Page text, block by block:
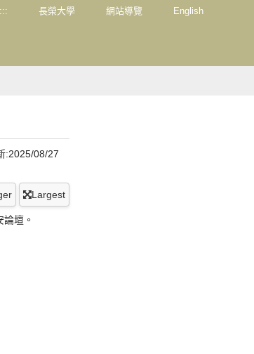
::: 長榮大學 網站導覽 English
:2025/08/27
Largest
壇。